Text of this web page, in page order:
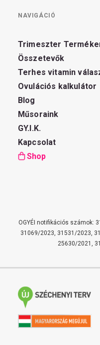
NAVIGÁCIÓ
Trimeszter
Összetevők
Terhes vitamin
Ovulációs kalkulátor
Blog
Műsoraink
GY.I.K.
Kapcsolat
Shop
OGYÉI notifikációs számok:
31069/2023, 31531/2023,
25630/2021,